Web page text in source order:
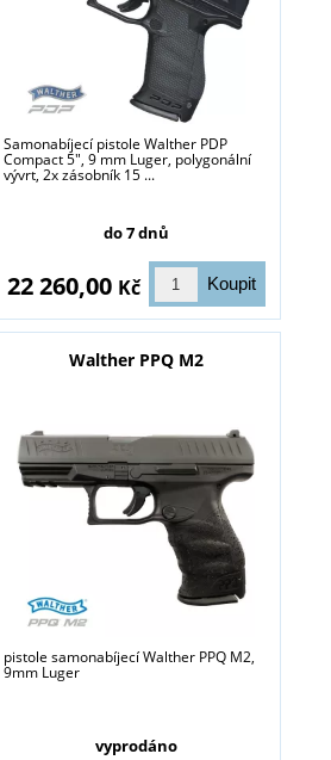
Samonabíjecí pistole Walther PDP
Compact 5", 9 mm Luger, polygonální
vývrt, 2x zásobník 15 ...
do 7 dnů
22 260,00 Kč
Walther PPQ M2
pistole samonabíjecí Walther PPQ M2,
9mm Luger
vyprodáno